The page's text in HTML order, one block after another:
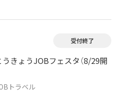
きょうJOBフェスタ（8/29開
トラベル
受付終了